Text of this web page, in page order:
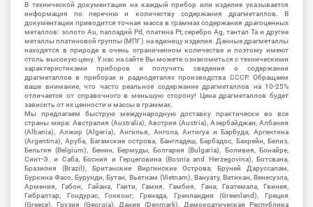
В технической документации на каждый прибор или изделие указывается
информация по перечню и количеству содержания драгметаллов. В
документации приводится точная масса в граммах содержания драгоценных
металлов: золото Au, палладий Pd, платина Pt, серебро Ag, тантал Ta и другие
металлы платиновой группы (МПГ) на единицу изделия. Данные драгметаллы
находятся в природе в очень ограниченном количестве и поэтому имеют
столь высокую цену. У нас на сайте Вы можете ознакомиться с техническими
характеристиками приборов и получить сведения о содержании
драгметаллов в приборах и радиодеталях производства СССР. Обращаем
ваше внимание, что часто реальное содержание драгметаллов на 10-25%
отличается от справочного в меньшую сторону! Цена драгметаллов будет
зависить от их ценности и массы в граммах.
Мы предлагаем быструю международную доставку практически во все
страны мира: Австралия (Australia), Австрия (Austria), Азербайджан, Албания
(Albania), Алжир (Algeria), Ангилья, Ангола, Антигуа и Барбуда, Аргентина
(Argentina), Аруба, Багамские острова, Бангладеш, Барбадос, Бахрейн, Белиз,
Бельгия (Belgium), Бенин, Бермуды, Болгария (Bulgaria), Боливия, Бонайре,
Синт-Э. и Саба, Босния и Герцеговина (Bosnia and Herzegovina), Ботсвана,
Бразилия (Brazil), Британские Виргинские Острова, Бруней Даруссалам,
Буркина Фасо, Бурунди, Бутан, Вьетнам (Vietnam), Вануату, Ватикан, Венесуэла,
Армения, Габон, Гайана, Гаити, Гамия, Гамбия, Гана, Гватемала, Гвинея,
Гибралтар, Гондурас, Гонконг, Гренада, Гренландия (Greenland), Греция
(Greece), Грузия (Georgia), Дания (Denmark), Демократическая Республика